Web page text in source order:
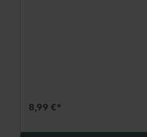
8,99 €*